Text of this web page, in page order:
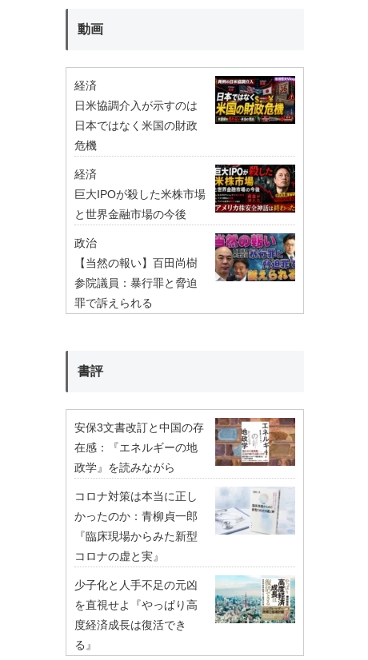
動画
経済
日米協調介入が示すのは
日本ではなく米国の財政
危機
経済
巨大IPOが殺した米株市場
と世界金融市場の今後
政治
【当然の報い】百田尚樹
参院議員：暴行罪と脅迫
罪で訴えられる
書評
安保3文書改訂と中国の存
在感：『エネルギーの地
政学』を読みながら
コロナ対策は本当に正し
かったのか：青柳貞一郎
『臨床現場からみた新型
コロナの虚と実』
少子化と人手不足の元凶
を直視せよ『やっぱり高
度経済成長は復活でき
る』